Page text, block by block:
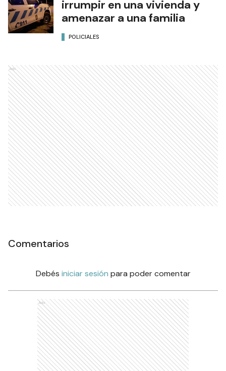
irrumpir en una vivienda y
amenazar a una familia
POLICIALES
Ads
Comentarios
Debés iniciar sesión para poder comentar
Ads